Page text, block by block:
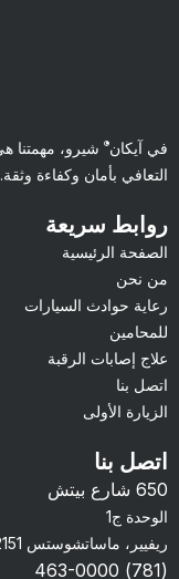
في آيكان® شيرو، مهمتنا
التعافي بأمان وكفاءة وثقة.
روابط سريعة
الصفحة الرئيسية
من نحن
رعاية حوادث السيارات
للمحامين
علاج إصابات الرقبة
اتصل بنا
الزيارة الأولى
اتصل بنا
650 شارع بيتش
الوحدة ج1
ريفيير، ماساتشوستس 02151
(781) 463-0000